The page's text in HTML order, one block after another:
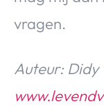
vragen.
Auteur: Didy